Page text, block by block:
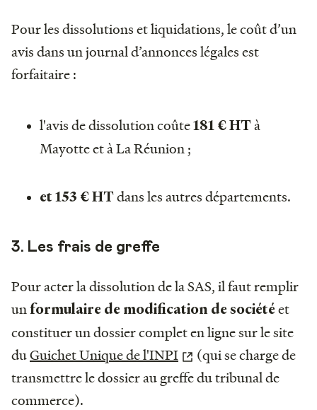
Pour les dissolutions et liquidations, le coût d’un
avis dans un journal d’annonces légales est
forfaitaire :
l'avis de dissolution coûte181 € HTà
Mayotte et à La Réunion ;
et 153 € HTdans les autres départements.
3. Les frais de greffe
Pour acter la dissolution de la SAS, il faut remplir
unformulaire de modification de sociétéet
constituer un dossier complet en ligne sur le site
duGuichet Unique de l'INPI
(qui se charge de
transmettre le dossier au greffe du tribunal de
commerce).